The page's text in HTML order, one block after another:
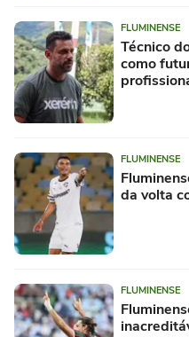
FLUMINENSE
Técnico
como
FLUMINENSE
da volta
FLUMINENSE